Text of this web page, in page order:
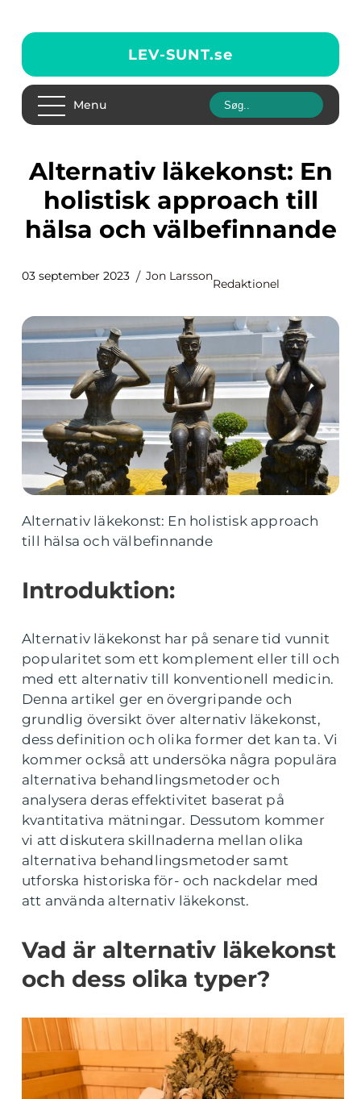
LEV-SUNT.se
Menu
Alternativ läkekonst: En
holistisk approach till
hälsa och välbefinnande
03 september 2023 Jon Larsson
Redaktionel
Alternativ läkekonst: En holistisk approach
till hälsa och välbefinnande
Introduktion:
Alternativ läkekonst har på senare tid vunnit
popularitet som ett komplement eller till och
med ett alternativ till konventionell medicin.
Denna artikel ger en övergripande och
grundlig översikt över alternativ läkekonst,
dess definition och olika former det kan ta. Vi
kommer också att undersöka några populära
alternativa behandlingsmetoder och
analysera deras effektivitet baserat på
kvantitativa mätningar. Dessutom kommer
vi att diskutera skillnaderna mellan olika
alternativa behandlingsmetoder samt
utforska historiska för- och nackdelar med
att använda alternativ läkekonst.
Vad är alternativ läkekonst
och dess olika typer?